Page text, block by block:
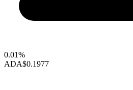
0.01%
ADA$0.1977